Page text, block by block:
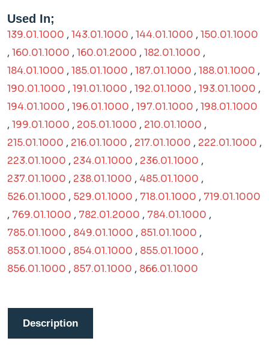
Used In;
139.01.1000 , 143.01.1000 , 144.01.1000 , 150.01.1000
, 160.01.1000 , 160.01.2000 , 182.01.1000 ,
184.01.1000 , 185.01.1000 , 187.01.1000 , 188.01.1000 ,
190.01.1000 , 191.01.1000 , 192.01.1000 , 193.01.1000 ,
194.01.1000 , 196.01.1000 , 197.01.1000 , 198.01.1000
, 199.01.1000 , 205.01.1000 , 210.01.1000 ,
215.01.1000 , 216.01.1000 , 217.01.1000 , 222.01.1000 ,
223.01.1000 , 234.01.1000 , 236.01.1000 ,
237.01.1000 , 238.01.1000 , 485.01.1000 ,
526.01.1000 , 529.01.1000 , 718.01.1000 , 719.01.1000
, 769.01.1000 , 782.01.2000 , 784.01.1000 ,
785.01.1000 , 849.01.1000 , 851.01.1000 ,
853.01.1000 , 854.01.1000 , 855.01.1000 ,
856.01.1000 , 857.01.1000 , 866.01.1000
Description